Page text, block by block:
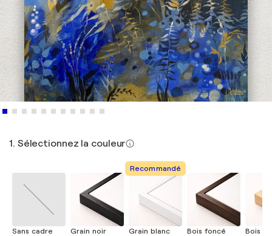
1. Sélectionnez la couleur
Sans cadre
Grain noir
Recommandé
Grain blanc
Bois foncé
Bois